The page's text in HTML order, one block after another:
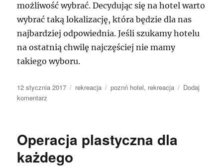
możliwość wybrać. Decydując się na hotel warto
wybrać taką lokalizację, która będzie dla nas
najbardziej odpowiednia. Jeśli szukamy hotelu
na ostatnią chwilę najczęściej nie mamy
takiego wyboru.
Data
publikacji
12 stycznia 2017 Kategorie
rekreacja Tagi
poznń hotel, rekreacja
Dodaj
komentarz
kraju
ustanku
Operacja plastyczna dla
każdego